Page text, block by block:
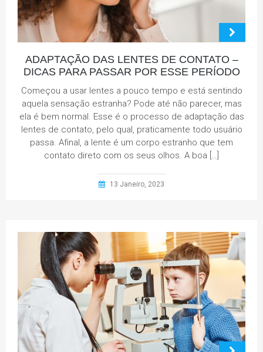
ADAPTAÇÃO DAS LENTES DE CONTATO –
DICAS PARA PASSAR POR ESSE PERÍODO
Começou a usar lentes a pouco tempo e está sentindo
aquela sensação estranha? Pode até não parecer, mas
ela é bem normal. Esse é o processo de adaptação das
lentes de contato, pelo qual, praticamente todo usuário
passa. Afinal, a lente é um corpo estranho que tem
contato direto com os seus olhos. A boa […]
13 Janeiro, 2023